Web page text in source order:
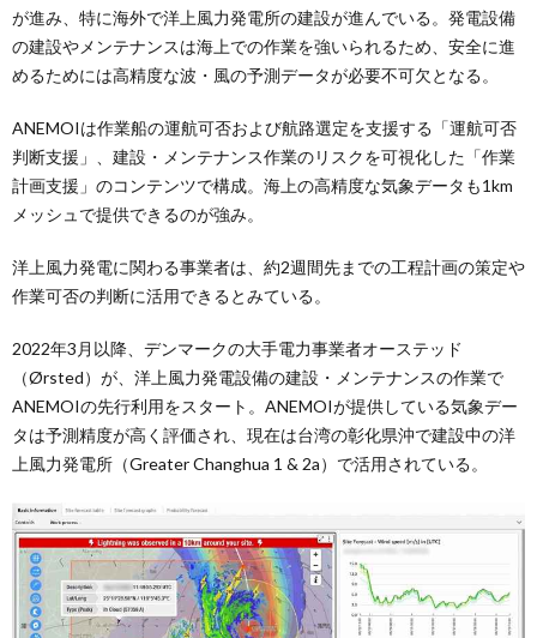
が進み、特に海外で洋上風力発電所の建設が進んでいる。発電設備
の建設やメンテナンスは海上での作業を強いられるため、安全に進
めるためには高精度な波・風の予測データが必要不可欠となる。
ANEMOIは作業船の運航可否および航路選定を支援する「運航可否
判断支援」、建設・メンテナンス作業のリスクを可視化した「作業
計画支援」のコンテンツで構成。海上の高精度な気象データも1km
メッシュで提供できるのが強み。
洋上風力発電に関わる事業者は、約2週間先までの工程計画の策定や
作業可否の判断に活用できるとみている。
2022年3月以降、デンマークの大手電力事業者オーステッド
（Ørsted）が、洋上風力発電設備の建設・メンテナンスの作業で
ANEMOIの先行利用をスタート。ANEMOIが提供している気象デー
タは予測精度が高く評価され、現在は台湾の彰化県沖で建設中の洋
上風力発電所（Greater Changhua 1 & 2a）で活用されている。